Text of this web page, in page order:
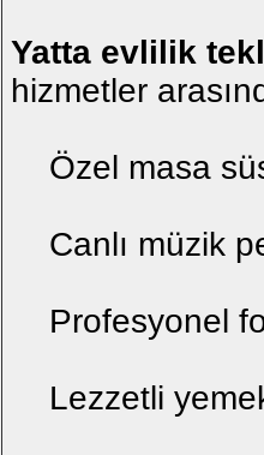
Yatta evlilik
hizmetler
Özel masa
Canlı müzik
Profesyonel
Lezzetli